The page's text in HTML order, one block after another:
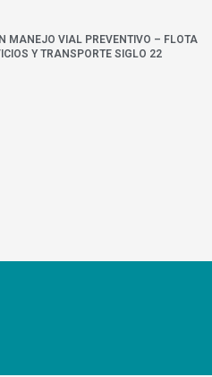
MANEJO VIAL PREVENTIVO – FLOTA
Y TRANSPORTE SIGLO 22